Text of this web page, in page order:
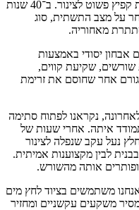
היא הרבה מעבר להחדרת קפיץ פשוט לצינור. ב־40 שנות
התשתית, סוג
באמצעות
קווים,
שחוסם את זרימת
לפתוח סתימה
אחרי שעות של
שנפלה לצינור
מקצוענות אמיתית.
מהשורש.
בציוד לחץ מים
עקשניים ומחזיר